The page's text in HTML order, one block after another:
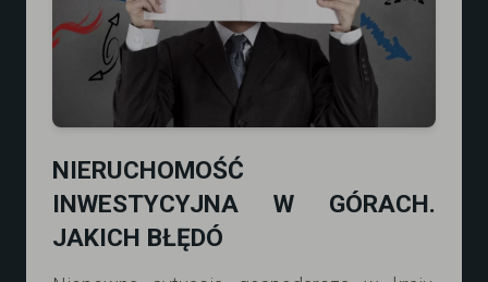
NIERUCHOMOŚĆ
INWESTYCYJNA W GÓRACH.
JAKICH BŁĘDÓ